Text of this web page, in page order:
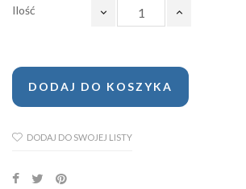
Ilość
DODAJ DO KOSZYKA
DODAJ DO SWOJEJ LISTY